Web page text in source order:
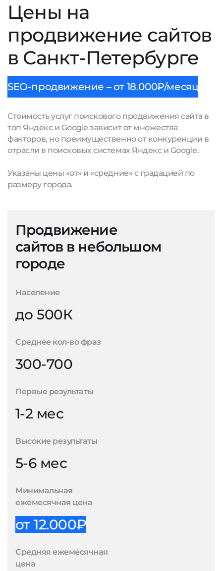
Цены на
продвижение сайтов
в Санкт-Петербурге
SEO-продвижение – от 18.000₽/месяц
Стоимость услуг поискового продвижения сайта в
топ Яндекс и Google зависит от множества
факторов, но преимущественно от конкуренции в
отрасли в поисковых системах Яндекс и Google.
Указаны цены «от» и «средние» с градацией по
размеру города.
Продвижение
сайтов в небольшом
городе
Население
до 500К
Среднее кол-во фраз
300-700
Первые результаты
1-2 мес
Высокие результаты
5-6 мес
Минимальная
ежемесячная цена
от 12.000₽
Средняя ежемесячная
цена